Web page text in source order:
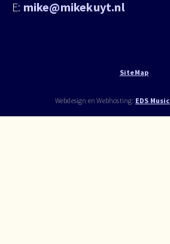
E: mike@mikekuyt.nl
SiteMap
Webdesign en Webhosting: EDS Music